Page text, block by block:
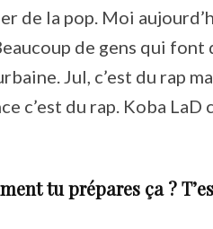
de la pop. Moi
de gens qui font
Jul, c’est du rap
c’est du rap. Koba LaD
tu prépares ça ?